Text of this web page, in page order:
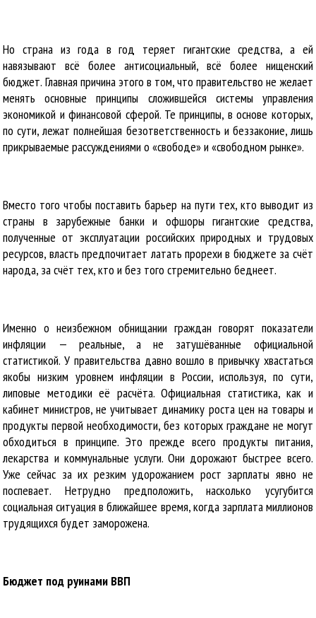
Но страна из года в год теряет гигантские средства, а ей
навязывают всё более антисоциальный, всё более нищенский
бюджет. Главная причина этого в том, что правительство не желает
менять основные принципы сложившейся системы управления
экономикой и финансовой сферой. Те принципы, в основе которых,
по сути, лежат полнейшая безответственность и беззаконие, лишь
прикрываемые рассуждениями о «свободе» и «свободном рынке».
Вместо того чтобы поставить барьер на пути тех, кто выводит из
страны в зарубежные банки и офшоры гигантские средства,
полученные от эксплуатации российских природных и трудовых
ресурсов, власть предпочитает латать прорехи в бюджете за счёт
народа, за счёт тех, кто и без того стремительно беднеет.
Именно о неизбежном обнищании граждан говорят показатели
инфляции — реальные, а не затушёванные официальной
статистикой. У правительства давно вошло в привычку хвастаться
якобы низким уровнем инфляции в России, используя, по сути,
липовые методики её расчёта. Официальная статистика, как и
кабинет министров, не учитывает динамику роста цен на товары и
продукты первой необходимости, без которых граждане не могут
обходиться в принципе. Это прежде всего продукты питания,
лекарства и коммунальные услуги. Они дорожают быстрее всего.
Уже сейчас за их резким удорожанием рост зарплаты явно не
поспевает. Нетрудно предположить, насколько усугубится
социальная ситуация в ближайшее время, когда зарплата миллионов
трудящихся будет заморожена.
Бюджет под руинами ВВП